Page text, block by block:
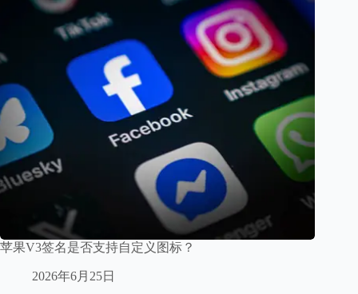
苹果V3签名是否支持自定义图标？
2026年6月25日